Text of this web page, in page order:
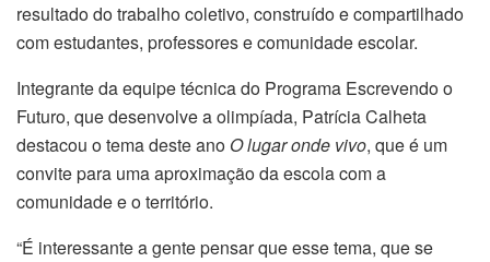
resultado do trabalho coletivo, construído e compartilhado
com estudantes, professores e comunidade escolar.
Integrante da equipe técnica do Programa Escrevendo o
Futuro, que desenvolve a olimpíada, Patrícia Calheta
destacou o tema deste ano O lugar onde vivo, que é um
convite para uma aproximação da escola com a
comunidade e o território.
“É interessante a gente pensar que esse tema, que se